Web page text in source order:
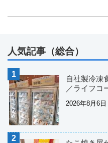
人気記事（総合）
自社製冷凍
／ライフコ
2026年8月6日